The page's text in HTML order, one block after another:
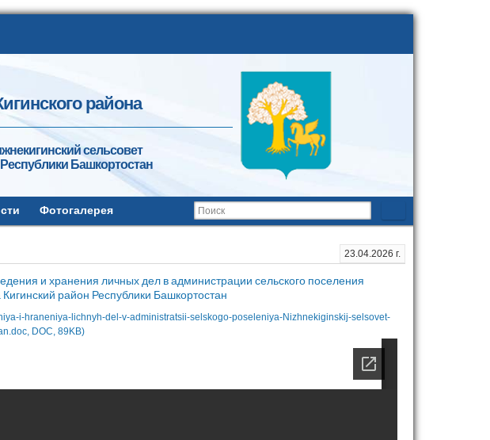
района
сельсовет
Башкортостан
Фотогалерея
23.04.2026 г.
и хранения личных дел в администрации сельского поселения
район Республики Башкортостан
i-hraneniya-lichnyh-del-v-administratsii-selskogo-poseleniya-Nizhnekiginskij-selsovet-
DOC, 89KB)